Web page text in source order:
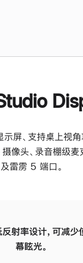
屏、支持桌上视
头、录音棚级麦
及雷雳 5 端口。
射率设计，可减少
幕眩光。